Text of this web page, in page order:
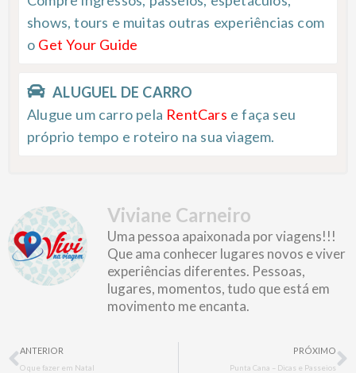
shows, tours e muitas outras experiências com
o Get Your Guide
ALUGUEL DE CARRO
Alugue um carro pela RentCars e faça seu
próprio tempo e roteiro na sua viagem.
Viviane Carneiro
Uma pessoa apaixonada por viagens!!!
Que ama conhecer lugares novos e viver
experiências diferentes. Pessoas,
lugares, momentos, tudo que está em
movimento me encanta.
Prev
ANTERIOR
O que fazer em Natal
PRÓXIMO
Punta Cana – Dicas e Passeios